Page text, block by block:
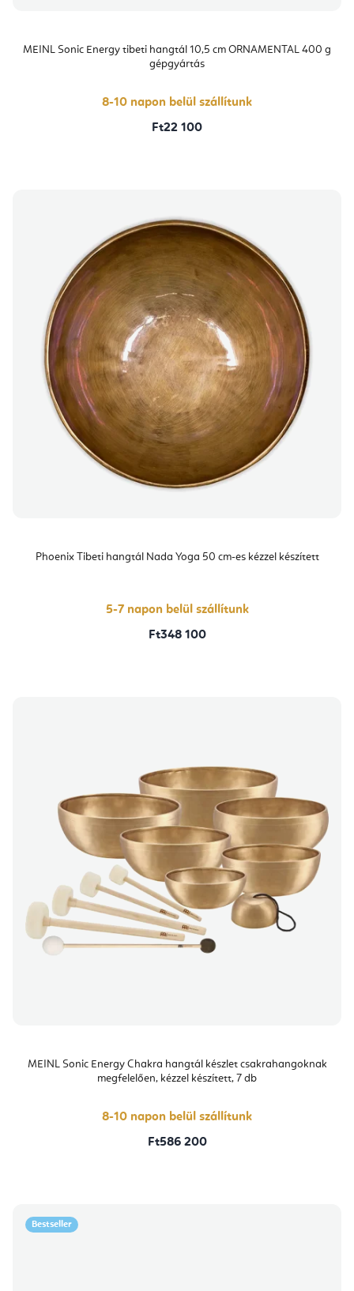
MEINL Sonic Energy tibeti hangtál 10,5 cm ORNAMENTAL 400 g
gépgyártás
8-10 napon belül szállítunk
Ft22 100
Phoenix Tibeti hangtál Nada Yoga 50 cm-es kézzel készített
5-7 napon belül szállítunk
Ft348 100
MEINL Sonic Energy Chakra hangtál készlet csakrahangoknak
megfelelően, kézzel készített, 7 db
8-10 napon belül szállítunk
Ft586 200
Bestseller